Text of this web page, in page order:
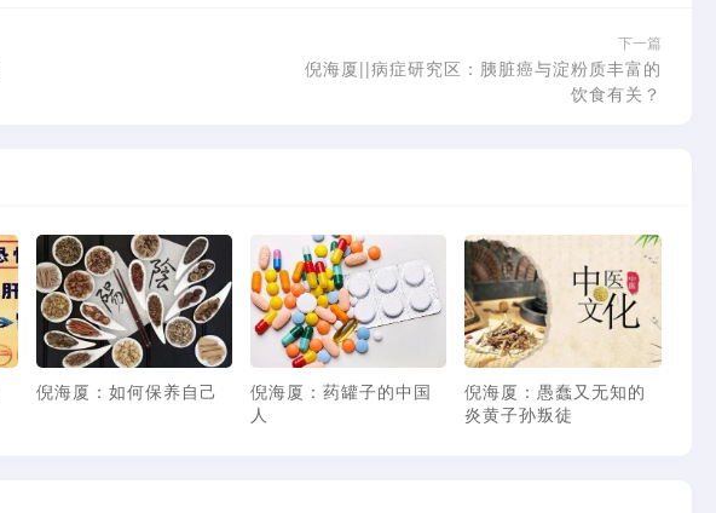
下一篇
倪海厦||病症研究区：胰脏癌与淀粉质丰富的
饮食有关？
倪海厦：如何保养自己
倪海厦：药罐子的中国
人
倪海厦：愚蠢又无知的
炎黄子孙叛徒